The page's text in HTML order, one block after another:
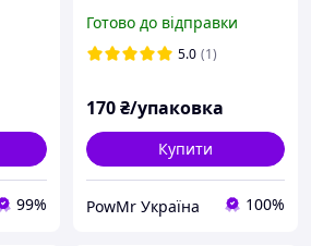
99%
1,5v Alkaline (лужні) Extra
Life +50% 4 шт.
Готово до відправки
5.0 (1)
170₴/упаковка
Купити
PowMr Україна 100%